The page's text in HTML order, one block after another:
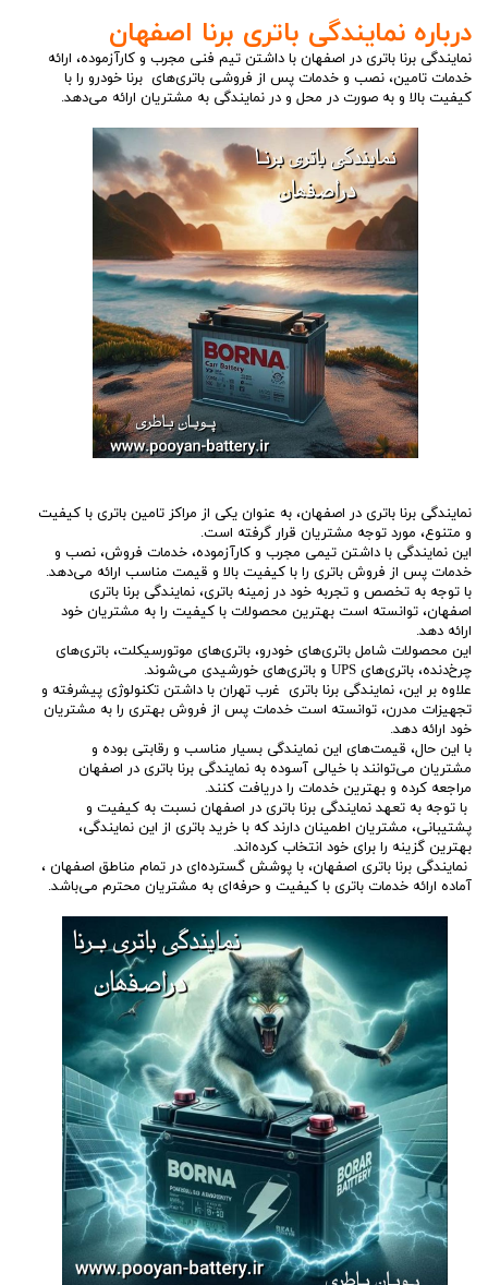
درباره نمایندگی باتری برنا اصفهان
نمایندگی برنا باتری در اصفهان با داشتن تیم فنی مجرب و کارآزموده، ارائه
خدمات تامین، نصب و خدمات پس از فروشی باتری‌های برنا خودرو را با
کیفیت بالا و به صورت در محل و در نمایندگی به مشتریان ارائه می‌دهد.
نمایندگی برنا باتری در اصفهان، به عنوان یکی از مراکز تامین باتری با کیفیت
و متنوع، مورد توجه مشتریان قرار گرفته است.
این نمایندگی با داشتن تیمی مجرب و کارآزموده، خدمات فروش، نصب و
خدمات پس از فروش باتری را با کیفیت بالا و قیمت مناسب ارائه می‌دهد.
با توجه به تخصص و تجربه خود در زمینه باتری، نمایندگی برنا باتری
اصفهان، توانسته است بهترین محصولات با کیفیت را به مشتریان خود
ارائه دهد.
این محصولات شامل باتری‌های خودرو، باتری‌های موتورسیکلت، باتری‌های
چرخ‌دنده، باتری‌های UPS و باتری‌های خورشیدی می‌شوند.
علاوه بر این، نمایندگی برنا باتری غرب تهران با داشتن تکنولوژی پیشرفته و
تجهیزات مدرن، توانسته است خدمات پس از فروش بهتری را به مشتریان
خود ارائه دهد.
با این حال، قیمت‌های این نمایندگی بسیار مناسب و رقابتی بوده و
مشتریان می‌توانند با خیالی آسوده به نمایندگی برنا باتری در اصفهان
مراجعه کرده و بهترین خدمات را دریافت کنند.
با توجه به تعهد نمایندگی برنا باتری در اصفهان نسبت به کیفیت و
پشتیبانی، مشتریان اطمینان دارند که با خرید باتری از این نمایندگی،
بهترین گزینه را برای خود انتخاب کرده‌اند.
نمایندگی برنا باتری اصفهان، با پوشش گسترده‌ای در تمام مناطق اصفهان ،
آماده ارائه خدمات باتری با کیفیت و حرفه‌ای به مشتریان محترم می‌باشد.